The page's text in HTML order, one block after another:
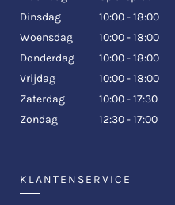
Dinsdag
10:00 - 18:00
Woensdag
10:00 - 18:00
Donderdag
10:00 - 18:00
Vrijdag
10:00 - 18:00
Zaterdag
10:00 - 17:30
Zondag
12:30 - 17:00
KLANTENSERVICE